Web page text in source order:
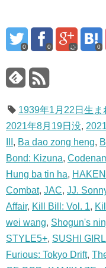
0 0 0
1939年1月22日生ま
2021年8月19日没,
, Ba dao zong heng,
Bond: Kizuna,
Hung ba tin ha,
Combat, JAC, JJ.
Affair, Kill Bill: Vol. 1,
wei wang, Shogun's
STYLE5+, SUSHI GIRL
Furious: Tokyo Drift,